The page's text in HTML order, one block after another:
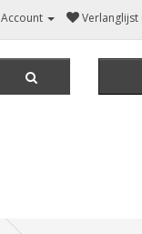
Verlanglijst